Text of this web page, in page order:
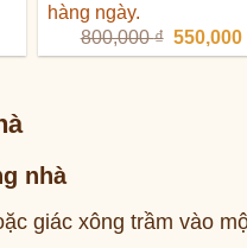
₫
hàng ngày.
800,000₫ Giá
gốc
550,000
nhà
giác xông trầm vào